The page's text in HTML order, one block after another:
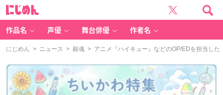
作品名 声優 舞台俳優 作者名
にじめん > ニュース > 銀魂 > アニメ『ハイキュー』などのOP/EDを担当し